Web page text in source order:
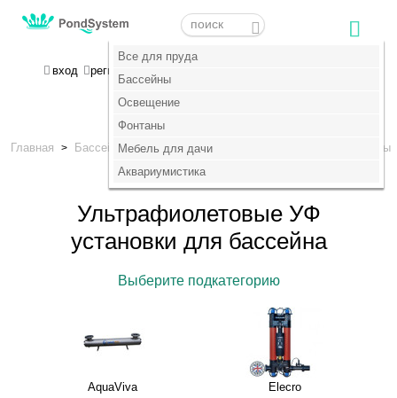
Все для пруда
Бассейны
Освещение
Фонтаны
Мебель для дачи
Аквариумистика
Все для пруда
Бассейны
Освещение
Фонтаны
Мебель для дачи
Аквариумистика
вход регистрация
+7 (495) 647-14-07
Главная > Бассейны > Станции дозации, УФ излучатели, озонаторы
Ультрафиолетовые УФ
установки для бассейна
Выберите подкатегорию
AquaViva Elecro